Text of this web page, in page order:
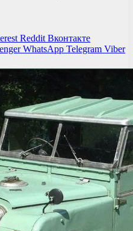
Reddit Вконтакте
WhatsApp Telegram Viber